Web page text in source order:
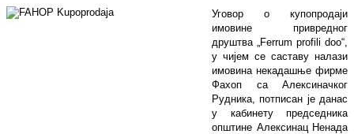
Уговор о купопродаји
имовине привредног
друштва „Ferrum profili doo“,
у чијем се саставу налази
имовина некадашње фирме
Фахоп са Алексиначког
Рудника, потписан је данас
у кабинету председника
општине Алексинац Ненада